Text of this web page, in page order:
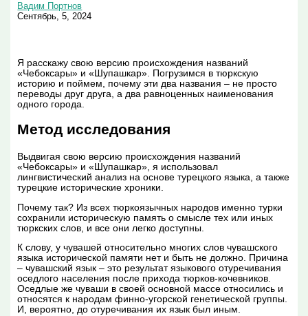
Вадим Портнов
Сентябрь, 5, 2024
Я расскажу свою версию происхождения названий
«Чебоксары» и «Шупашкар». Погрузимся в тюркскую
историю и поймем, почему эти два названия – не просто
переводы друг друга, а два равноценных наименования
одного города.
Метод исследования
Выдвигая свою версию происхождения названий
«Чебоксары» и «Шупашкар», я использовал
лингвистический анализ на основе турецкого языка, а также
турецкие исторические хроники.
Почему так? Из всех тюркоязычных народов именно турки
сохранили историческую память о смысле тех или иных
тюркских слов, и все они легко доступны.
К слову, у чувашей относительно многих слов чувашского
языка исторической памяти нет и быть не должно. Причина
– чувашский язык – это результат языкового отуречивания
оседлого населения после прихода тюрков-кочевников.
Оседлые же чуваши в своей основной массе относились и
относятся к народам финно-угорской генетической группы.
И, вероятно, до отуречивания их язык был иным.